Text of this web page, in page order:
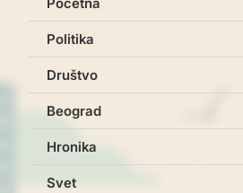
Politika
Društvo
Beograd
Hronika
Svet